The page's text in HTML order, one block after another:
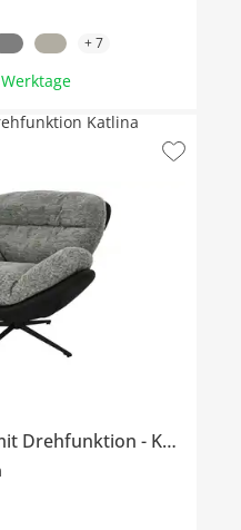
+7
Drehfunktion Katlina
Katlina